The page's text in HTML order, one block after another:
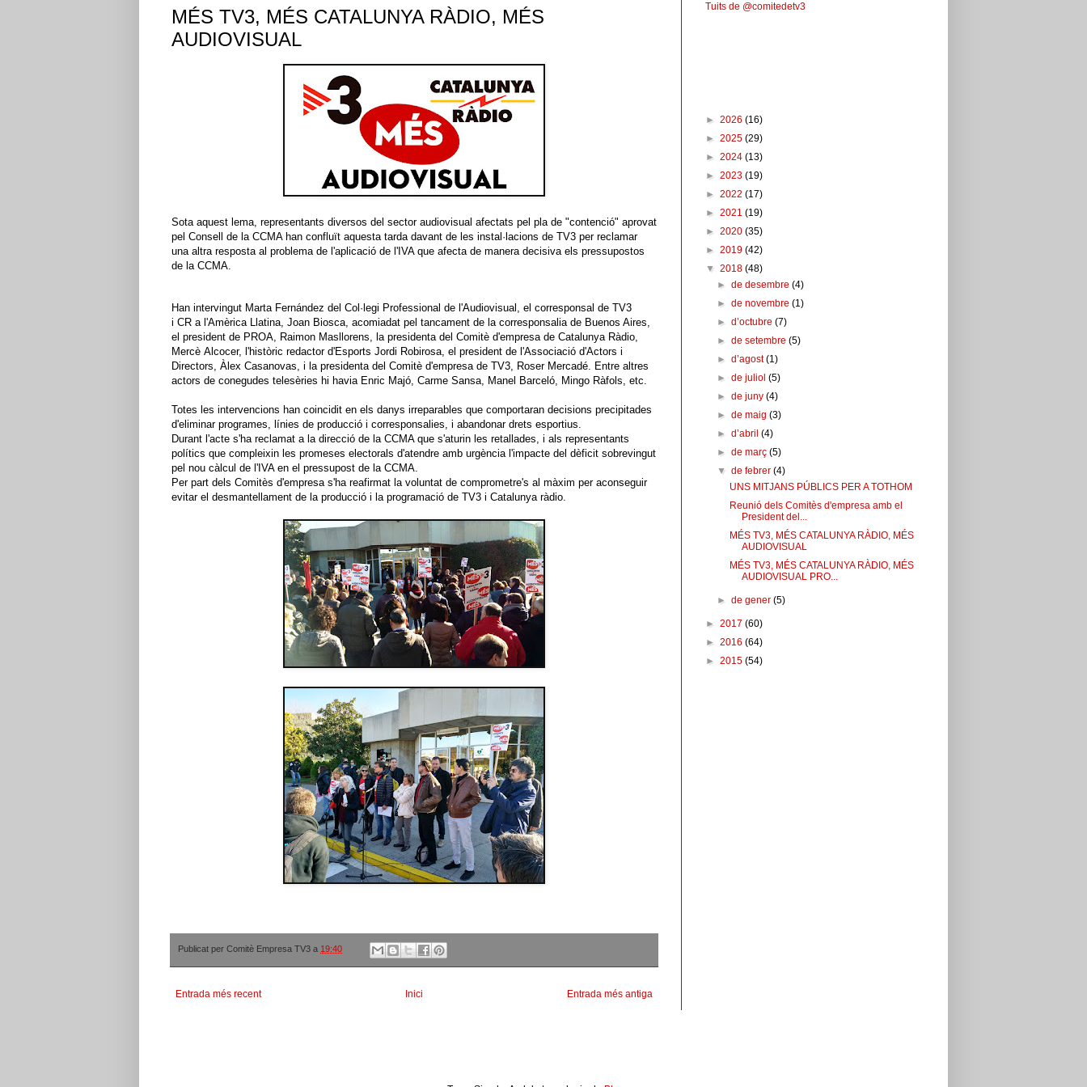
MÉS TV3, MÉS CATALUNYA RÀDIO, MÉS
AUDIOVISUAL
Sota aquest lema, representants diversos del sector audiovisual afectats pel pla de "contenció" aprovat
pel Consell de la CCMA han confluït aquesta tarda davant de les instal·lacions de TV3 per reclamar
una altra resposta al problema de l'aplicació de l'IVA que afecta de manera decisiva els pressupostos
de la CCMA.
Han intervingut Marta Fernández del Col·legi Professional de l'Audiovisual, el corresponsal de TV3
i CR a l'Amèrica Llatina, Joan Biosca, acomiadat pel tancament de la corresponsalia de Buenos Aires,
el president de PROA, Raimon Masllorens, la presidenta del Comitè d'empresa de Catalunya Ràdio,
Mercè Alcocer, l'històric redactor d'Esports Jordi Robirosa, el president de l'Associació d'Actors i
Directors, Àlex Casanovas, i la presidenta del Comitè d'empresa de TV3, Roser Mercadé. Entre altres
actors de conegudes telesèries hi havia Enric Majó, Carme Sansa, Manel Barceló, Mingo Ràfols, etc.
Totes les intervencions han coincidit en els danys irreparables que comportaran decisions precipitades
d'eliminar programes, línies de producció i corresponsalies, i abandonar drets esportius.
Durant l'acte s'ha reclamat a la direcció de la CCMA que s'aturin les retallades, i als representants
polítics que compleixin les promeses electorals d'atendre amb urgència l'impacte del dèficit sobrevingut
pel nou càlcul de l'IVA en el pressupost de la CCMA.
Per part dels Comitès d'empresa s'ha reafirmat la voluntat de comprometre's al màxim per aconseguir
evitar el desmantellament de la producció i la programació de TV3 i Catalunya ràdio.
Publicat per Comitè Empresa TV3 a 19:40
Entrada més recent Entrada més antiga
Inici
Tuits de @comitedetv3
► 2026 (16)
► 2025 (29)
► 2024 (13)
► 2023 (19)
► 2022 (17)
► 2021 (19)
► 2020 (35)
► 2019 (42)
▼ 2018 (48)
►de desembre(4)
►de novembre(1)
►d’octubre(7)
►de setembre(5)
►d’agost(1)
►de juliol(5)
►de juny(4)
►de maig(3)
►d’abril(4)
►de març(5)
▼de febrer(4)
UNS MITJANS PÚBLICS PER A TOTHOM
Reunió dels Comitès d'empresa amb el
President del...
MÉS TV3, MÉS CATALUNYA RÀDIO, MÉS
AUDIOVISUAL
MÉS TV3, MÉS CATALUNYA RÀDIO, MÉS
AUDIOVISUAL PRO...
►de gener(5)
► 2017 (60)
► 2016 (64)
► 2015 (54)